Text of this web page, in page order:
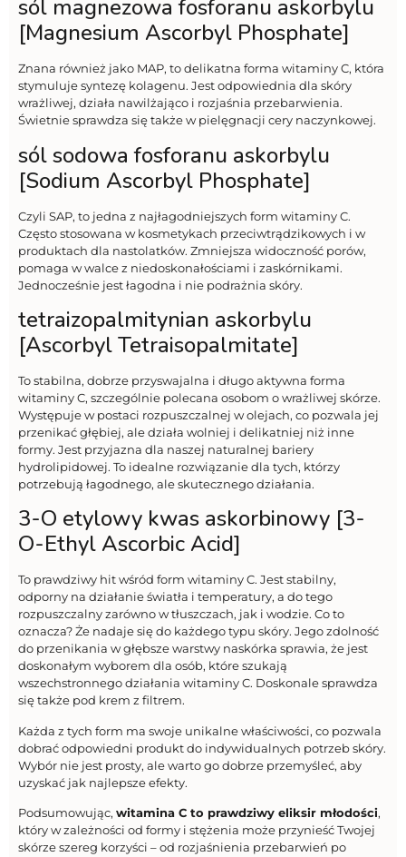
sól magnezowa fosforanu askorbylu
[Magnesium Ascorbyl Phosphate]
Znana również jako MAP, to delikatna forma witaminy C, która
stymuluje syntezę kolagenu. Jest odpowiednia dla skóry
wrażliwej, działa nawilżająco i rozjaśnia przebarwienia.
Świetnie sprawdza się także w pielęgnacji cery naczynkowej.
sól sodowa fosforanu askorbylu
[Sodium Ascorbyl Phosphate]
Czyli SAP, to jedna z najłagodniejszych form witaminy C.
Często stosowana w kosmetykach przeciwtrądzikowych i w
produktach dla nastolatków. Zmniejsza widoczność porów,
pomaga w walce z niedoskonałościami i zaskórnikami.
Jednocześnie jest łagodna i nie podrażnia skóry.
tetraizopalmitynian askorbylu
[Ascorbyl Tetraisopalmitate]
To stabilna, dobrze przyswajalna i długo aktywna forma
witaminy C, szczególnie polecana osobom o wrażliwej skórze.
Występuje w postaci rozpuszczalnej w olejach, co pozwala jej
przenikać głębiej, ale działa wolniej i delikatniej niż inne
formy. Jest przyjazna dla naszej naturalnej bariery
hydrolipidowej. To idealne rozwiązanie dla tych, którzy
potrzebują łagodnego, ale skutecznego działania.
3-O etylowy kwas askorbinowy [3-
O-Ethyl Ascorbic Acid]
To prawdziwy hit wśród form witaminy C. Jest stabilny,
odporny na działanie światła i temperatury, a do tego
rozpuszczalny zarówno w tłuszczach, jak i wodzie. Co to
oznacza? Że nadaje się do każdego typu skóry. Jego zdolność
do przenikania w głębsze warstwy naskórka sprawia, że jest
doskonałym wyborem dla osób, które szukają
wszechstronnego działania witaminy C. Doskonale sprawdza
się także pod krem z filtrem.
Każda z tych form ma swoje unikalne właściwości, co pozwala
dobrać odpowiedni produkt do indywidualnych potrzeb skóry.
Wybór nie jest prosty, ale warto go dobrze przemyśleć, aby
uzyskać jak najlepsze efekty.
Podsumowując, witamina C to prawdziwy eliksir młodości,
który w zależności od formy i stężenia może przynieść Twojej
skórze szereg korzyści – od rozjaśnienia przebarwień po